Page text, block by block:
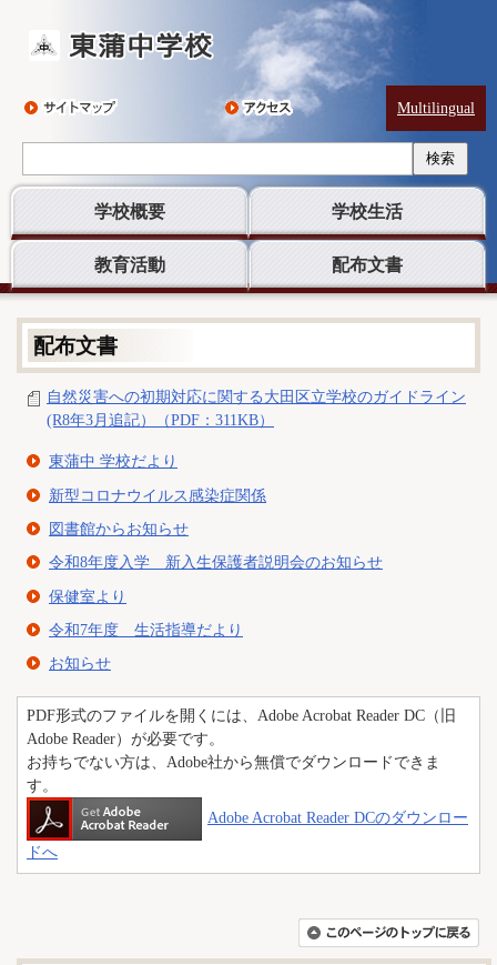
Multilingual
検索
学校概要 学校生活
教育活動 配布文書
配布文書
自然災害への初期対応に関する大田区立学校のガイドライン
(R8年3月追記）（PDF：311KB）
東蒲中 学校だより
新型コロナウイルス感染症関係
図書館からお知らせ
令和8年度入学 新入生保護者説明会のお知らせ
保健室より
令和7年度 生活指導だより
お知らせ
PDF形式のファイルを開くには、Adobe Acrobat Reader DC（旧
Adobe Reader）が必要です。
お持ちでない方は、Adobe社から無償でダウンロードできま
す。
Adobe Acrobat Reader DCのダウンロー
ドへ